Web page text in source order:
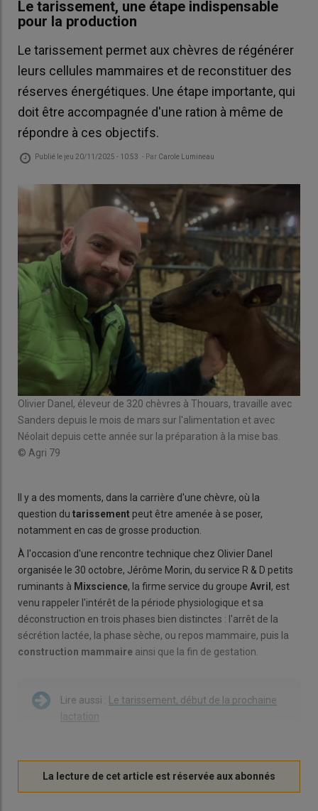
Le tarissement, une étape indispensable
pour la production
Le tarissement permet aux chèvres de régénérer
leurs cellules mammaires et de reconstituer des
réserves énergétiques. Une étape importante, qui
doit être accompagnée d'une ration à même de
répondre à ces objectifs.
Publié le jeu 20/11/2025 - 10:53 - Par Carole Lumineau
Olivier Danel, éleveur de 320 chèvres à Thouars, travaille avec
Sanders depuis le mois de mars sur l'alimentation et avec
Néolait depuis cette année sur la préparation à la mise bas.
© Agri 79
Il y a des moments, dans la carrière d'une chèvre, où la
question du tarissement peut être amenée à se poser,
notamment en cas de grosse production.
À l'occasion d'une rencontre technique chez Olivier Danel
organisée le 30 octobre, Jérôme Morin, du service R & D petits
ruminants à Mixscience, la firme service du groupe Avril , est
venu rappeler l'intérêt de la période physiologique et sa
déconstruction en trois phases bien distinctes : l'arrêt de la
sécrétion lactée, la phase sèche, ou repos mammaire, puis la
construction mammaire ainsi que la fin de gestation.
Lire aussi :
Le tarissement, début de la prochaine
lactation